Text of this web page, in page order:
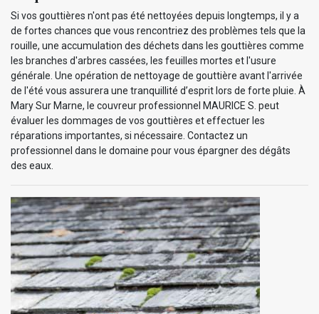
Si vos gouttières n'ont pas été nettoyées depuis longtemps, il y a
de fortes chances que vous rencontriez des problèmes tels que la
rouille, une accumulation des déchets dans les gouttières comme
les branches d'arbres cassées, les feuilles mortes et l'usure
générale. Une opération de nettoyage de gouttière avant l'arrivée
de l'été vous assurera une tranquillité d’esprit lors de forte pluie. À
Mary Sur Marne, le couvreur professionnel MAURICE S. peut
évaluer les dommages de vos gouttières et effectuer les
réparations importantes, si nécessaire. Contactez un
professionnel dans le domaine pour vous épargner des dégâts
des eaux.